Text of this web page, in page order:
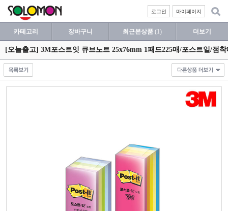
마이페이지
로그인
카테고리 장바구니 최근본상품 (1) 더보기
[오늘출고] 3M포스트잇 큐브노트 25x76mm 1패드225매/포스트잍/점